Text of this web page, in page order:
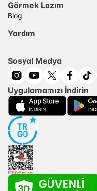
Görmek Lazım
Blog
Yardım
Sosyal Medya
Uygulamamızı İndirin